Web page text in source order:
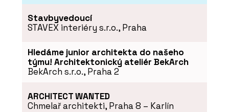
Stavbyvedoucí
STAVEX interiéry s.r.o., Praha
Hledáme junior architekta do našeho
týmu! Architektonický ateliér BekArch
BekArch s.r.o., Praha 2
ARCHITECT WANTED
Chmelař architekti, Praha 8 – Karlín